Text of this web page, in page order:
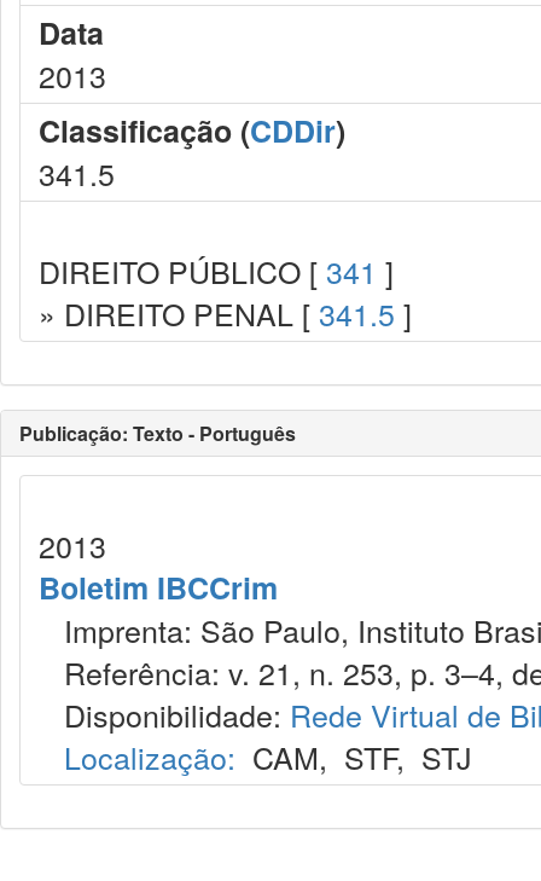
Data
2013
Classificação (CDDir)
341.5
DIREITO PÚBLICO [ 341 ]
» DIREITO PENAL [ 341.5 ]
Publicação: Texto - Português
2013
Boletim IBCCrim
Imprenta: São Paulo, Instituto
Referência: v. 21, n. 253, p. 3–4,
Disponibilidade: Rede Virtual de
Localização: CAM, STF, STJ